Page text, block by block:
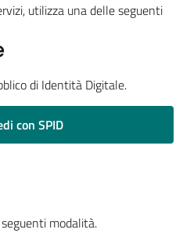
utilizza una delle seguenti
di Identità Digitale.
con SPID
modalità.